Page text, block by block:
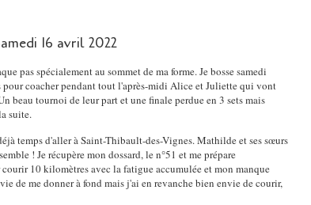
16 avril 2022
pas spécialement au sommet de ma forme. Je bosse samedi
coacher pendant tout l'après-midi Alice et Juliette qui vont
beau tournoi de leur part et une finale perdue en 3 sets mais
suite.
temps d'aller à Saint-Thibault-des-Vignes. Mathilde et ses sœurs
! Je récupère mon dossard, le n°51 et me prépare
10 kilomètres avec la fatigue accumulée et mon manque
de me donner à fond mais j'ai en revanche bien envie de courir,